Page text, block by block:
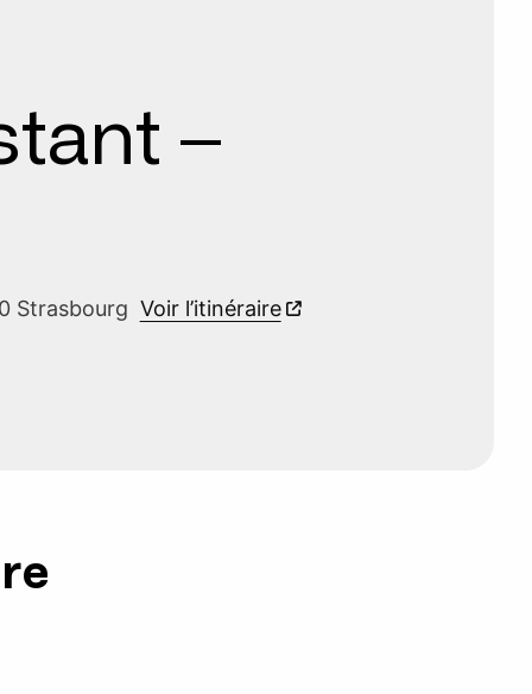
–
Strasbourg Voir l’itinéraire